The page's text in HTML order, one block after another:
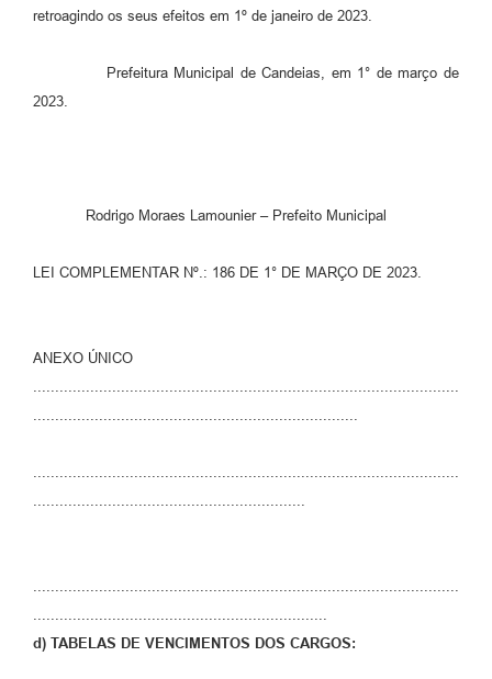
PNAB - CICLO 2
Prestação de Contas Secretária de Saúde
retroagindo os seus efeitos em 1º de janeiro de 2023.
Prefeitura Municipal de Candeias, em 1° de março de
2023.
Rodrigo Moraes Lamounier – Prefeito Municipal
LEI COMPLEMENTAR Nº.: 186 DE 1° DE MARÇO DE 2023.
ANEXO ÚNICO
.................................................................................................
..........................................................................
.................................................................................................
..............................................................
.................................................................................................
...................................................................
d) TABELAS DE VENCIMENTOS DOS CARGOS: